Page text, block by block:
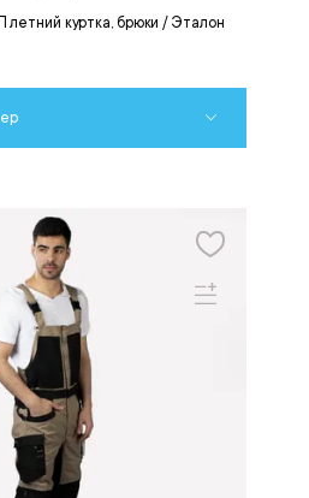
куртка, брюки / Эталон